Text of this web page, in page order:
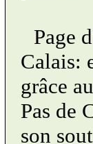
Page
Calais:
grâce
Pas de
son